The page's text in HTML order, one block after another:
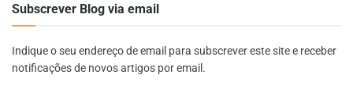
Subscrever Blog via email
Indique o seu endereço de email para subscrever este site e receber
notificações de novos artigos por email.